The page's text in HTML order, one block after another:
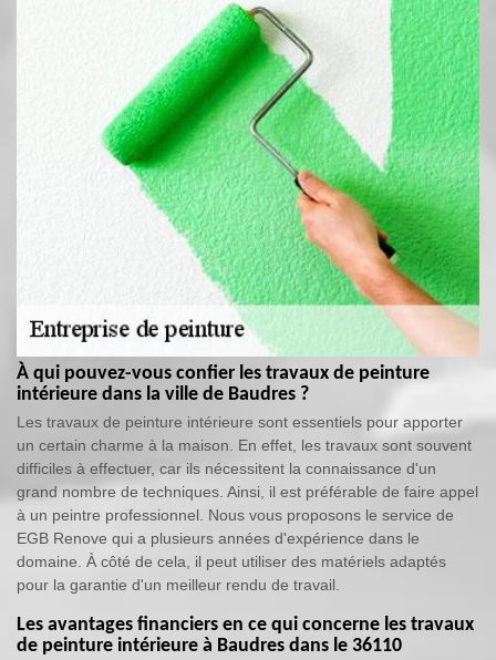
À qui pouvez-vous confier les travaux de peinture
intérieure dans la ville de Baudres ?
Les travaux de peinture intérieure sont essentiels pour apporter
un certain charme à la maison. En effet, les travaux sont souvent
difficiles à effectuer, car ils nécessitent la connaissance d'un
grand nombre de techniques. Ainsi, il est préférable de faire appel
à un peintre professionnel. Nous vous proposons le service de
EGB Renove qui a plusieurs années d'expérience dans le
domaine. À côté de cela, il peut utiliser des matériels adaptés
pour la garantie d'un meilleur rendu de travail.
Les avantages financiers en ce qui concerne les travaux
de peinture intérieure à Baudres dans le 36110